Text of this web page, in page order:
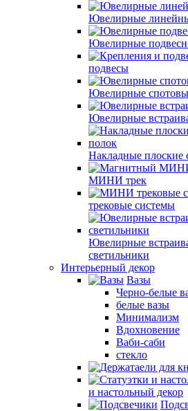
Ювелирные
Ювелирные
подвесы
Ювелирные
Ювелирные
Накладные плоские
МИНИ трек
трековые системы
Ювелирные
светильники
Интерьерный декор
Вазы
Черно-белые
белые вазы
Минимализм
Вдохновение
Ваби-саби
стекло
и настольный декор